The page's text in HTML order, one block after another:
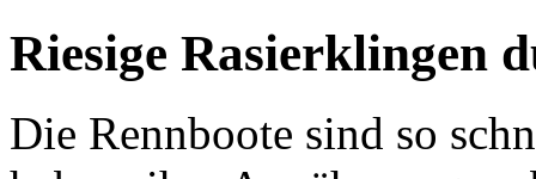
Riesige Rasierklingen
Die Rennboote sind so